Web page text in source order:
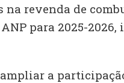
na revenda de
para 2025-
a